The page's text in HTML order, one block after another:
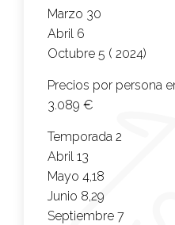
Marzo 30
Abril 6
Octubre 5 ( 2024)
Precios por persona
3.089 €
Temporada 2
Abril 13
Mayo 4,18
Junio 8,29
Septiembre 7